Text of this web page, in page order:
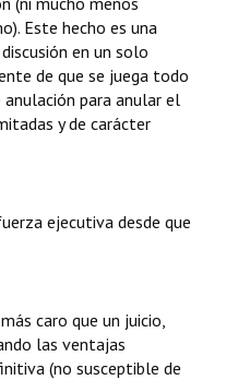
Este hecho es una
en un solo
de que se juega todo
anulación para anular el
y de carácter
ejecutiva desde que
caro que un juicio,
las ventajas
(no susceptible de